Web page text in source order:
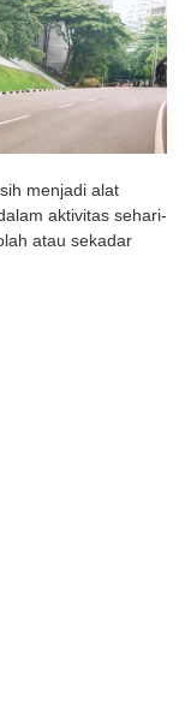
menjadi alat
aktivitas sehari-
atau sekadar